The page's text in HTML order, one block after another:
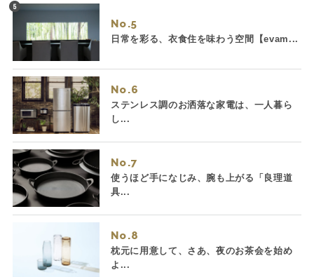
No.
日常を彩る、衣食住を味わう空間【evam...
No.
ステンレス調のお洒落な家電は、一人暮ら
し...
No.
使うほど手になじみ、腕も上がる「良理道
具...
No.
枕元に用意して、さあ、夜のお茶会を始め
よ...